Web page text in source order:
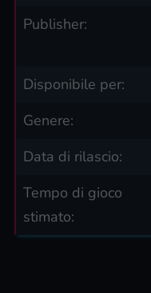
Publisher:
Disponibile per:
Genere:
Data di rilascio:
Tempo di gioco
stimato: